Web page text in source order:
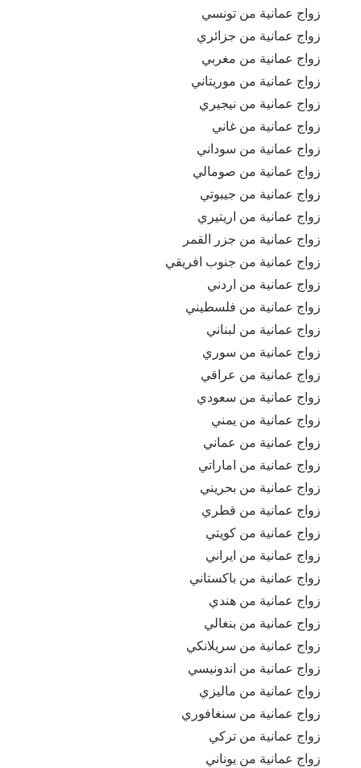
زواج عمانية من تونسي
زواج عمانية من جزائري
زواج عمانية من مغربي
زواج عمانية من موريتاني
زواج عمانية من نيجيري
زواج عمانية من غاني
زواج عمانية من سوداني
زواج عمانية من صومالي
زواج عمانية من جيبوتي
زواج عمانية من اريتيري
زواج عمانية من جزر القمر
زواج عمانية من جنوب افريقي
زواج عمانية من اردني
زواج عمانية من فلسطيني
زواج عمانية من لبناني
زواج عمانية من سوري
زواج عمانية من عراقي
زواج عمانية من سعودي
زواج عمانية من يمني
زواج عمانية من عماني
زواج عمانية من اماراتي
زواج عمانية من بحريني
زواج عمانية من قطري
زواج عمانية من كويتي
زواج عمانية من ايراني
زواج عمانية من باكستاني
زواج عمانية من هندي
زواج عمانية من بنغالي
زواج عمانية من سريلانكي
زواج عمانية من اندونيسي
زواج عمانية من ماليزي
زواج عمانية من سنغافوري
زواج عمانية من تركي
زواج عمانية من يوناني